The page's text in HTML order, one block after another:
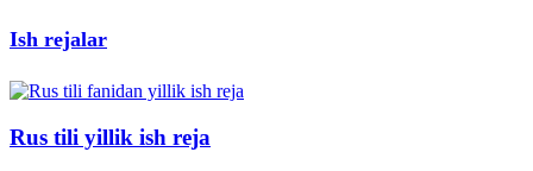
Ish rejalar
Rus tili yillik ish reja